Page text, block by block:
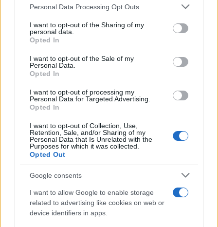
Please note that this website/app uses one or more Google
not limited to your visit or usage behaviour. You may click to
grant or deny consent to Google and its third-party tags to
use your data for below specified purposes in below Google
consent section.
Personal Data Processing Opt Outs
I want to opt-out of the Sharing of my
personal data.
Opted In
I want to opt-out of the Sale of my
Personal Data.
Opted In
I want to opt-out of processing my
Personal Data for Targeted Advertising.
Opted In
I want to opt-out of Collection, Use,
Retention, Sale, and/or Sharing of my
Personal Data that Is Unrelated with the
Purposes for which it was collected.
Opted Out
Google consents
I want to allow Google to enable storage
related to advertising like cookies on web or
device identifiers in apps.
Cómo elegir una carrera STEAM: perfiles
emergentes y competencias clave
Descubre cómo elegir la mejor opción en STEAM:…
CIENCIA Y TECNOLOGÍA